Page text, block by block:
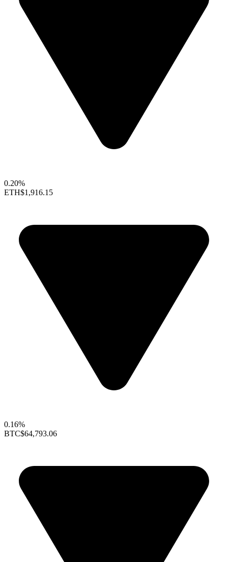
0.20%
ETH$1,916.15
0.16%
BTC$64,793.06